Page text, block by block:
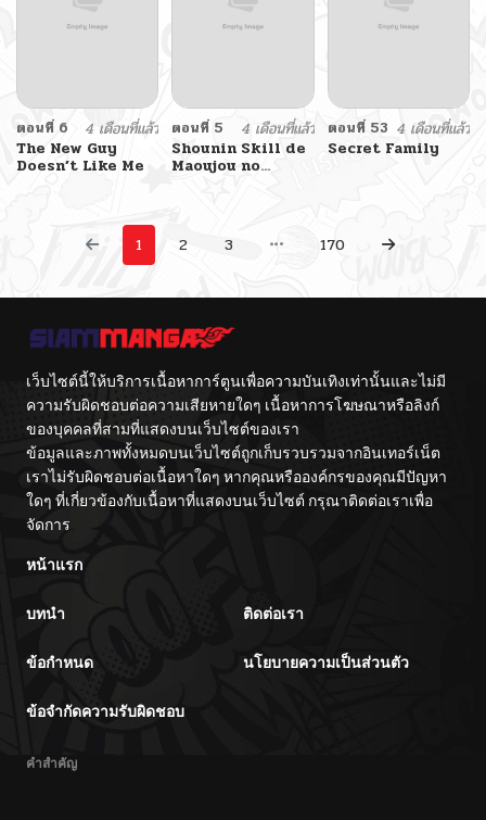
ตอนที่ 6
4 เดือนที่แล้ว
The New Guy
Doesn’t Like Me
ตอนที่ 5
4 เดือนที่แล้ว
Shounin Skill de
Maoujou no
Saikyou Item to
Talk-jutsu de
ตอนที่ 53 4 เดือนที่แล้ว
Secret Family
1 2 3 170
เว็บไซต์นี้ให้บริการเนื้อหาการ์ตูนเพื่อความบันเทิงเท่านั้นและไม่มี
ความรับผิดชอบต่อความเสียหายใดๆ เนื้อหาการโฆษณาหรือลิงก์
ของบุคคลที่สามที่แสดงบนเว็บไซต์ของเรา
ข้อมูลและภาพทั้งหมดบนเว็บไซต์ถูกเก็บรวบรวมจากอินเทอร์เน็ต
เราไม่รับผิดชอบต่อเนื้อหาใดๆ หากคุณหรือองค์กรของคุณมีปัญหา
ใดๆ ที่เกี่ยวข้องกับเนื้อหาที่แสดงบนเว็บไซต์ กรุณาติดต่อเราเพื่อ
จัดการ
หน้าแรก
บทนำ ติดต่อเรา
ข้อกำหนด นโยบายความเป็นส่วนตัว
ข้อจำกัดความรับผิดชอบ
คำสำคัญ